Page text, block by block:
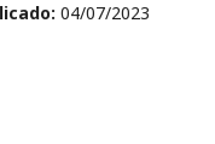
04/07/2023